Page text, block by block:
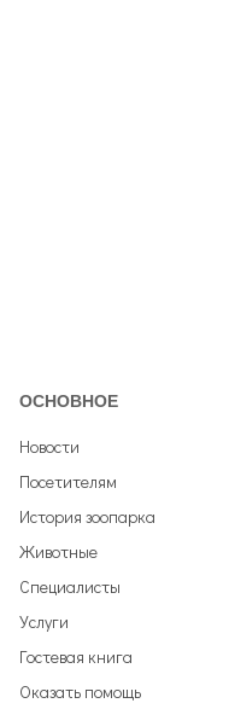
ОСНОВНОЕ
Новости
Посетителям
История зоопарка
Животные
Специалисты
Услуги
Гостевая книга
Оказать помощь